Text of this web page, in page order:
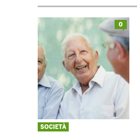
0
SOCIETÀ